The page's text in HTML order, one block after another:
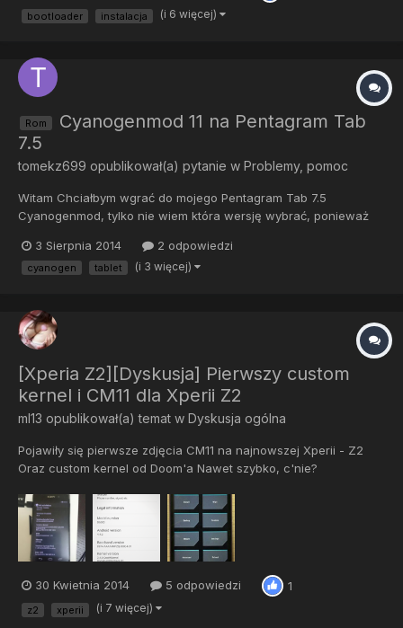
bootloader instalacja (i 6 więcej)
Rom
Cyanogenmod 11 na Pentagram Tab
7.5
tomekz699 opublikował(a) pytanie w Problemy, pomoc
Witam Chciałbym wgrać do mojego Pentagram Tab 7.5
Cyanogenmod, tylko nie wiem która wersję wybrać, ponieważ
oficjalnie wspierany.
3 Sierpnia 2014 2 odpowiedzi
cyanogen tablet (i 3 więcej)
[Xperia Z2][Dyskusja] Pierwszy custom
kernel i CM11 dla Xperii Z2
ml13 opublikował(a) temat w Dyskusja ogólna
Pojawiły się pierwsze zdjęcia CM11 na najnowszej Xperii - Z2
Oraz custom kernel od Doom'a Nawet szybko, c'nie?
30 Kwietnia 2014 5 odpowiedzi 1
z2 xperii (i 7 więcej)